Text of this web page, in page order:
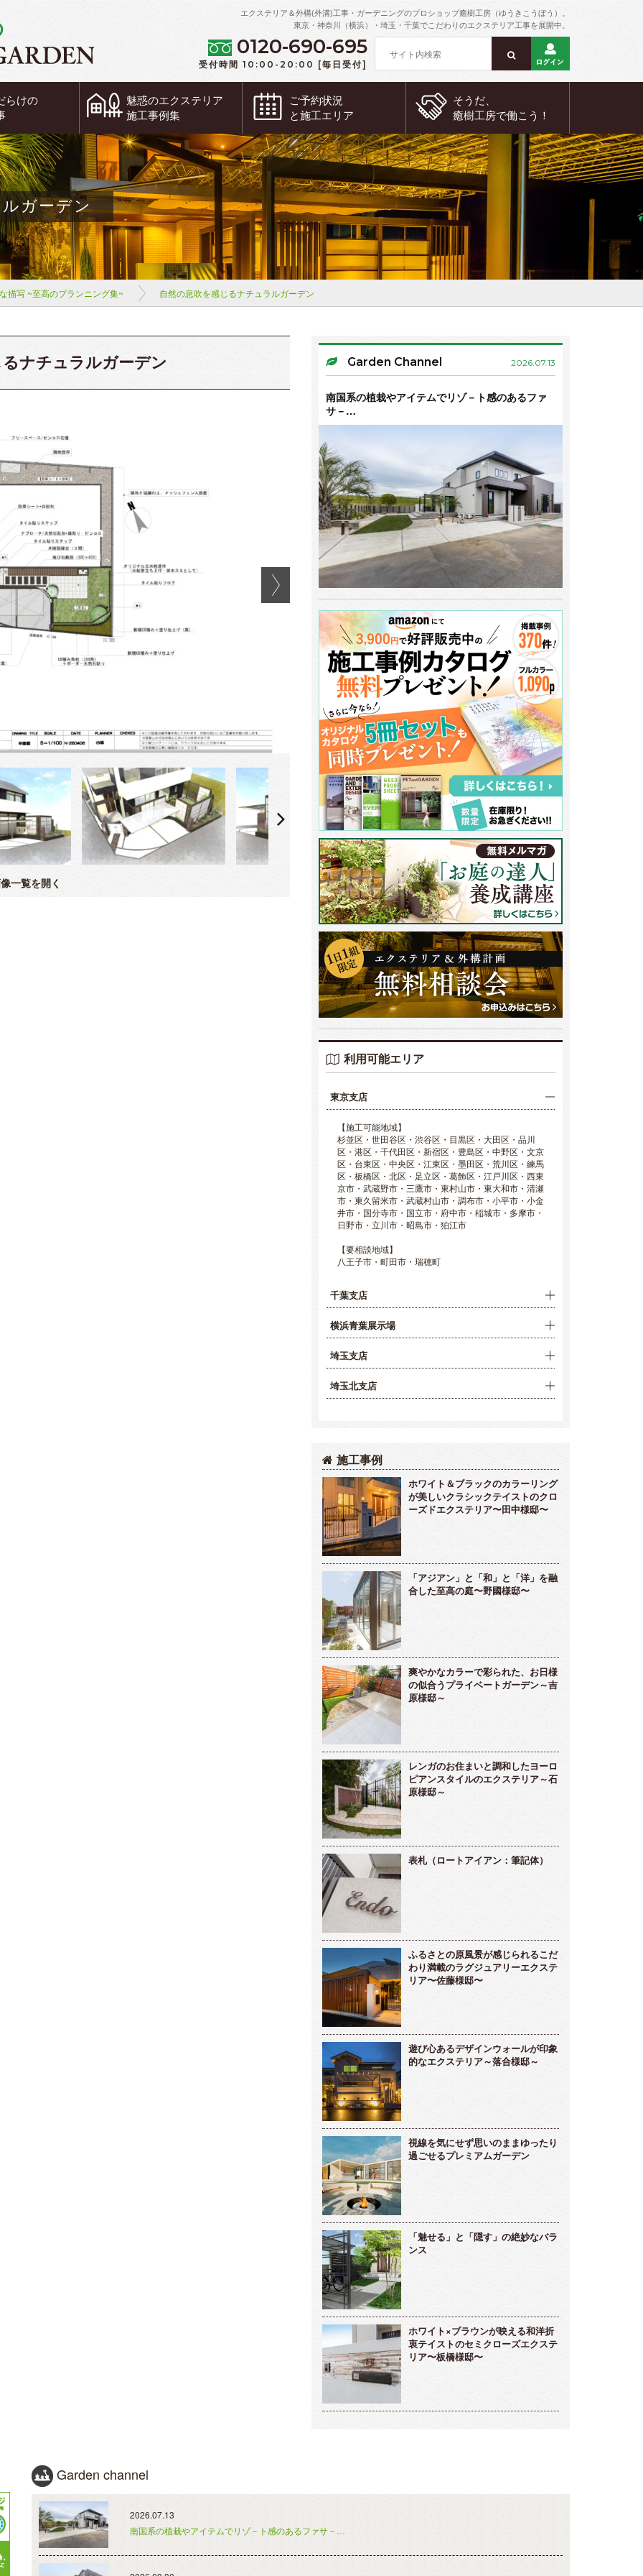
エクステリア＆外構(外溝)工事・ガーデニングのプロショップ癒樹工房（ゆうきこうぼう）。
東京・神奈川（横浜）・埼玉・千葉でこだわりのエクステリア工事を展開中。
0120-690-695
受付時間 10:00-20:00 [毎日受付]
らけの
魅惑のエクステリア
施工事例集
ご予約状況
と施工エリア
そうだ、
癒樹工房で働こう！
ガーデン
描写 ~至高のプランニング集~ 自然の息吹を感じるナチュラルガーデン
ナチュラルガーデン
一覧を開く
Garden Channel 2026.07.13
南国系の植栽やアイテムでリゾ－ト感のあるファ
サ－…
利用可能エリア
東京支店
【施工可能地域】
杉並区・世田谷区・渋谷区・目黒区・大田区・品川
区・港区・千代田区・新宿区・豊島区・中野区・文京
区・台東区・中央区・江東区・墨田区・荒川区・練馬
区・板橋区・北区・足立区・葛飾区・江戸川区・西東
京市・武蔵野市・三鷹市・東村山市・東大和市・清瀬
市・東久留米市・武蔵村山市・調布市・小平市・小金
井市・国分寺市・国立市・府中市・稲城市・多摩市・
日野市・立川市・昭島市・狛江市
【要相談地域】
八王子市・町田市・瑞穂町
千葉支店
横浜青葉展示場
埼玉支店
埼玉北支店
施工事例
ホワイト＆ブラックのカラーリング
が美しいクラシックテイストのクロ
ーズドエクステリア〜田中様邸〜
「アジアン」と「和」と「洋」を融
合した至高の庭〜野國様邸〜
爽やかなカラーで彩られた、お日様
の似合うプライベートガーデン～吉
原様邸～
レンガのお住まいと調和したヨーロ
ピアンスタイルのエクステリア～石
原様邸～
表札（ロートアイアン：筆記体）
ふるさとの原風景が感じられるこだ
わり満載のラグジュアリーエクステ
リア〜佐藤様邸〜
遊び心あるデザインウォールが印象
的なエクステリア～落合様邸～
視線を気にせず思いのままゆったり
過ごせるプレミアムガーデン
「魅せる」と「隠す」の絶妙なバラ
ンス
ホワイト×ブラウンが映える和洋折
衷テイストのセミクローズエクステ
リア〜板橋様邸〜
Garden channel
2026.07.13
南国系の植栽やアイテムでリゾ－ト感のあるファサ－…